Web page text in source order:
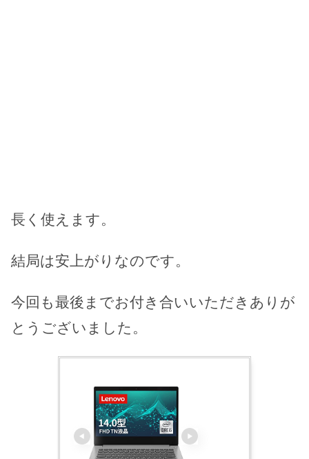
長く使えます。
結局は安上がりなのです。
今回も最後までお付き合いいただきありが
とうございました。